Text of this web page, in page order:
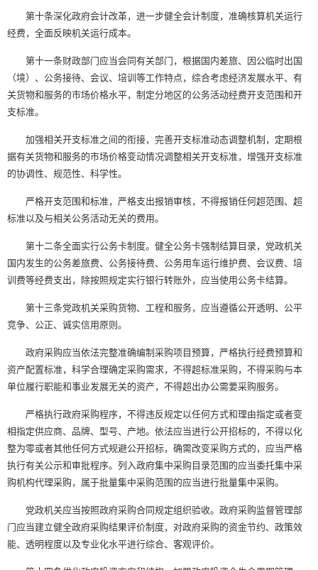
第十条深化政府会计改革，进一步健全会计制度，准确核算机关运行
经费，全面反映机关运行成本。
第十一条财政部门应当会同有关部门，根据国内差旅、因公临时出国
（境）、公务接待、会议、培训等工作特点，综合考虑经济发展水平、有
关货物和服务的市场价格水平，制定分地区的公务活动经费开支范围和开
支标准。
加强相关开支标准之间的衔接，完善开支标准动态调整机制，定期根
据有关货物和服务的市场价格变动情况调整相关开支标准，增强开支标准
的协调性、规范性、科学性。
严格开支范围和标准，严格支出报销审核，不得报销任何超范围、超
标准以及与相关公务活动无关的费用。
第十二条全面实行公务卡制度。健全公务卡强制结算目录，党政机关
国内发生的公务差旅费、公务接待费、公务用车运行维护费、会议费、培
训费等经费支出，除按照规定实行银行转账外，应当使用公务卡结算。
第十三条党政机关采购货物、工程和服务，应当遵循公开透明、公平
竞争、公正、诚实信用原则。
政府采购应当依法完整准确编制采购项目预算，严格执行经费预算和
资产配置标准，科学合理确定采购需求，不得超标准采购，不得采购与本
单位履行职能和事业发展无关的资产，不得超出办公需要采购服务。
严格执行政府采购程序，不得违反规定以任何方式和理由指定或者变
相指定供应商、品牌、型号、产地。依法应当进行公开招标的，不得以化
整为零或者其他任何方式规避公开招标，确需改变采购方式的，应当严格
执行有关公示和审批程序。列入政府集中采购目录范围的应当委托集中采
购机构代理采购，属于批量集中采购范围的应当进行批量集中采购。
党政机关应当按照政府采购合同规定组织验收。政府采购监督管理部
门应当建立健全政府采购结果评价制度，对政府采购的资金节约、政策效
能、透明程度以及专业化水平进行综合、客观评价。